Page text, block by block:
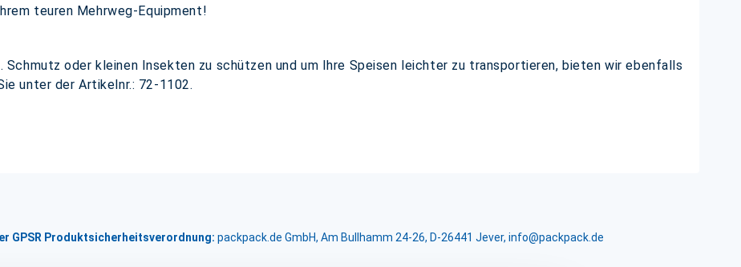
teuren Mehrweg-Equipment!
Schmutz oder kleinen Insekten zu schützen und um Ihre Speisen leichter zu transportieren, bieten wir ebenfalls
unter der Artikelnr.: 72-1102.
GPSR Produktsicherheitsverordnung: packpack.de GmbH, Am Bullhamm 24-26, D-26441 Jever, info@packpack.de